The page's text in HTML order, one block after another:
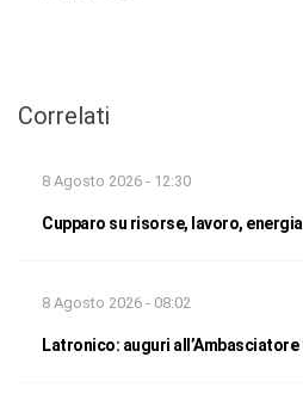
Correlati
8 Agosto 2026 - 12:30
Cupparo su risorse, lavoro,
8 Agosto 2026 - 08:02
Latronico: auguri